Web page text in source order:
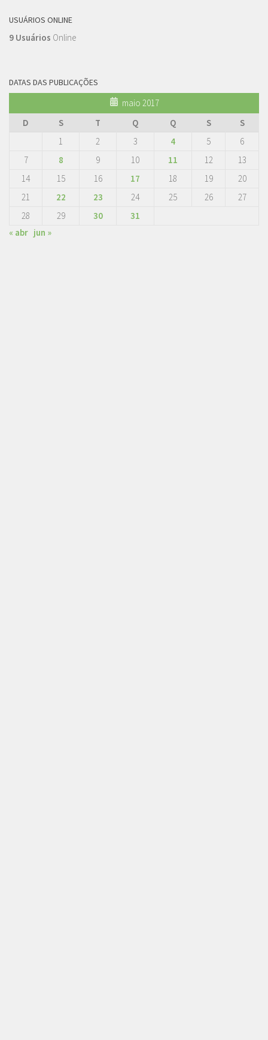
USUÁRIOS ONLINE
9 Usuários Online
DATAS DAS PUBLICAÇÕES
maio 2017
D
S T Q Q S
S
1
2 3 4 5
6
7
8 9 10 11 12
13
14
15 16 17 18 19
20
21
22 23 24 25 26
27
28
29 30
31
« abr jun »